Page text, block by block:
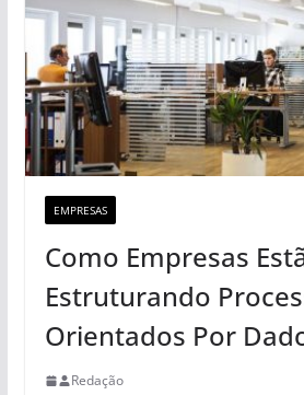
EMPRESAS
Como Empresas
Estruturando
Orientados Por
Redação